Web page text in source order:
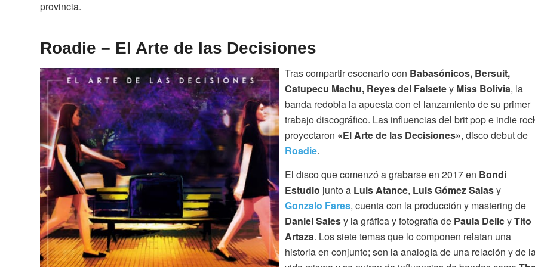
provincia.
Roadie – El Arte de las Decisiones
Tras compartir escenario con Babasónicos, Bersuit,
Catupecu Machu, Reyes del Falsetey Miss Bolivia, la
banda redobla la apuesta con el lanzamiento de su primer
trabajo discográfico. Las influencias del brit pop e indie
proyectaron «El Arte de las Decisiones», disco debut de
Roadie.
El disco que comenzó a grabarse en 2017 en Bondi
Estudio junto a Luis Atance, Luis Gómez Salasy
Gonzalo Fares, cuenta con la producción y mastering de
Daniel Salesy la gráfica y fotografía de Paula DelicyTito
Artaza. Los siete temas que lo componen relatan una
historia en conjunto; son la analogía de una relación y de